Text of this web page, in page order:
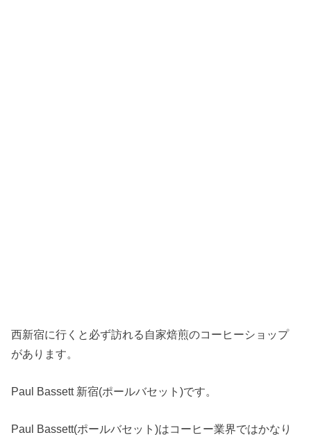
西新宿に行くと必ず訪れる自家焙煎のコーヒーショップ
があります。
Paul Bassett 新宿(ポールバセット)です。
Paul Bassett(ポールバセット)はコーヒー業界ではかなり